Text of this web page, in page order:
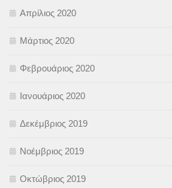
Απρίλιος 2020
Μάρτιος 2020
Φεβρουάριος 2020
Ιανουάριος 2020
Δεκέμβριος 2019
Νοέμβριος 2019
Οκτώβριος 2019